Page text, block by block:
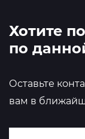
Хотите
по
Оставьте
вам в